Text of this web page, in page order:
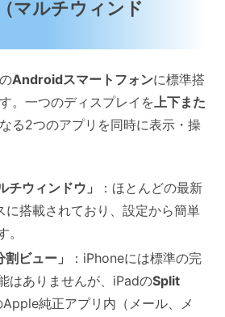
マルチウィンド
Androidスマートフォンに標準搭
。一つのディスプレイを 上下また
る2つのアプリを同時に表示・操
ウィンドウ」
：ほとんどの最新
搭載されており、設定から簡単
。
ビュー」
：iPhoneには標準の完
はありませんが、iPadのSplit
純正アプリ内（メール、メ